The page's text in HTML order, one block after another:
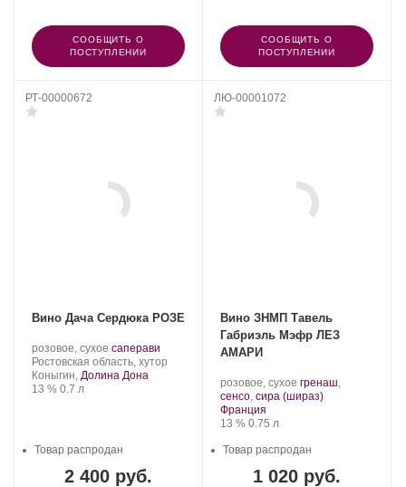
СООБЩИТЬ О
ПОСТУПЛЕНИИ
СООБЩИТЬ О
ПОСТУПЛЕНИИ
РТ-00000672
Вино Дача Сердюка РОЗЕ
Производитель:
Дача
Сердюка.
розовое, сухое .
Сорт
винограда:
саперави
Регион:
Ростовская область, хутор
Коныгин, Долина Дона
Крепость
13 %. Объем
0.7 л
2 400 руб.
Товар распродан
ЛЮ-00001072
Вино ЗНМП Тавель
Габриэль Мэфр ЛЕЗ
АМАРИ
розовое, сухое .
Сорт
гренаш,
сенсо, сира (шираз).
Регион:
Франция
Крепость
13 %. Объем
0.75 л
1 020 руб.
Товар распродан